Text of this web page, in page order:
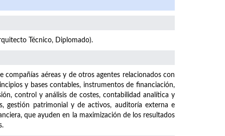
Técnico, Diplomado).
aéreas y de otros agentes relacionados con
y bases contables, instrumentos de financiación,
control y análisis de costes, contabilidad analítica y
gestión patrimonial y de activos, auditoría externa e
que ayuden en la maximización de los resultados